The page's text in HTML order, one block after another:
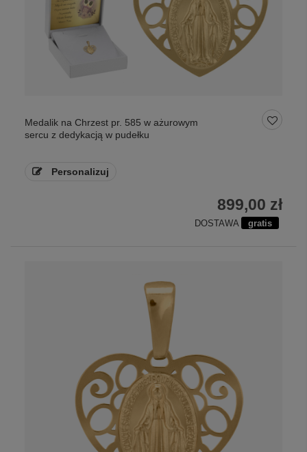
Medalik na Chrzest pr. 585 w ażurowym
sercu z dedykacją w pudełku
Personalizuj
899,00 zł
DOSTAWA gratis